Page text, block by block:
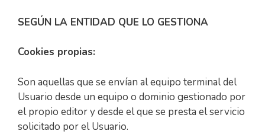
SEGÚN LA ENTIDAD QUE LO GESTIONA
Cookies propias:
Son aquellas que se envían al equipo terminal del
Usuario desde un equipo o dominio gestionado por
el propio editor y desde el que se presta el servicio
solicitado por el Usuario.